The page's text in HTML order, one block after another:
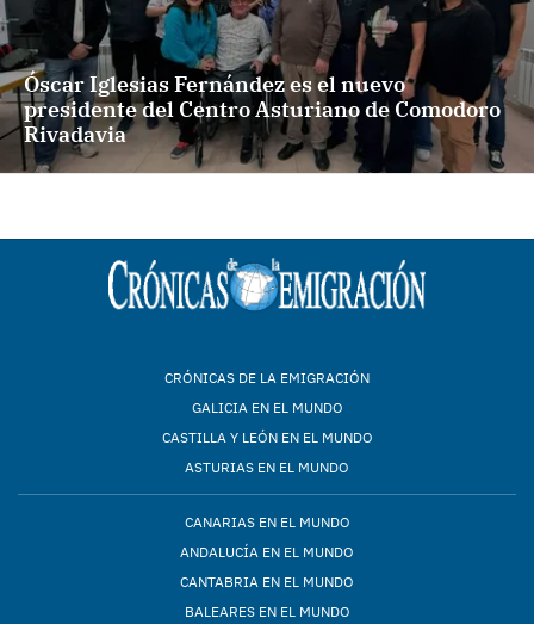
Óscar Iglesias Fernández es el nuevo
presidente del Centro Asturiano de Comodoro
Rivadavia
CRÓNICAS DE LA EMIGRACIÓN
GALICIA EN EL MUNDO
CASTILLA Y LEÓN EN EL MUNDO
ASTURIAS EN EL MUNDO
CANARIAS EN EL MUNDO
ANDALUCÍA EN EL MUNDO
CANTABRIA EN EL MUNDO
BALEARES EN EL MUNDO